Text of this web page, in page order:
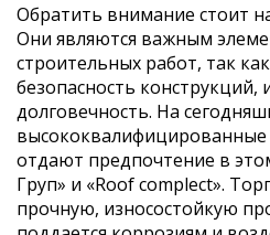
Обратить внимание стоит
Они являются важным
строительных работ, так
безопасность конструкций,
долговечность. На
отдают предпочтение в
Груп» и «Roof complect».
прочную, износостойкую